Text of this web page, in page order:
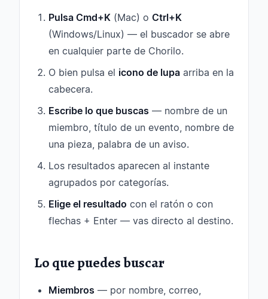
Pulsa Cmd+K (Mac) o Ctrl+K
(Windows/Linux) — el buscador se abre
en cualquier parte de Chorilo.
O bien pulsa el icono de lupa arriba en la
cabecera.
Escribe lo que buscas — nombre de un
miembro, título de un evento, nombre de
una pieza, palabra de un aviso.
Los resultados aparecen al instante
agrupados por categorías.
Elige el resultado con el ratón o con
flechas + Enter — vas directo al destino.
Lo que puedes buscar
Miembros — por nombre, correo,